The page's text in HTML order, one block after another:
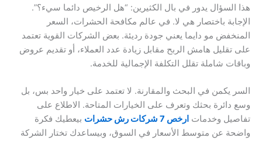
هذا السؤال يدور في بال الكثيرين: “هل الرخيص دائما سيء؟”.
الإجابة باختصار هي لا. في عالم مكافحة الحشرات، السعر
المنخفض مو دايما يعني جودة رديئة. بعض الشركات القوية تعتمد
على تقليل هامش الربح مقابل زيادة عدد العملاء، أو تقديم عروض
وباقات شاملة تقلل التكلفة الإجمالية للخدمة.
السر يكمن في البحث والمقارنة. لا تعتمد على خيار واحد بس، بل
وسع دائرة بحثك وتعرف على الخيارات المتاحة. الاطلاع على
تفاصيل وخدمات ارخص 7 شركات رش حشرات
بيعطيك فكرة
واضحة عن متوسط الأسعار في السوق، وبيساعدك تختار الشركة